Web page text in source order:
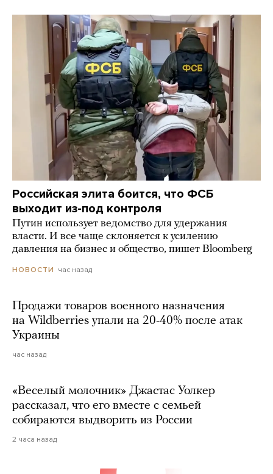
Российская элита боится, что ФСБ
выходит из-под контроля
Путин использует ведомство для удержания
власти. И все чаще склоняется к усилению
давления на бизнес и общество, пишет Bloomberg
НОВОСТИ час назад
Продажи товаров военного назначения
на Wildberries упали на 20-40% после атак
Украины
час назад
«Веселый молочник» Джастас Уолкер
рассказал, что его вместе с семьей
собираются выдворить из России
2 часа назад